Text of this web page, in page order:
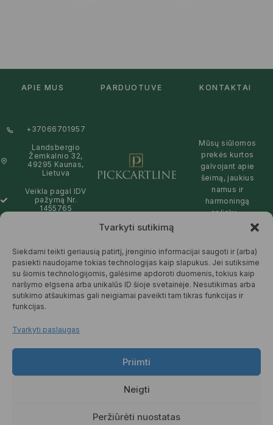
Tvarkyti sutikimą
Siekdami teikti geriausią patirtį, įrenginio informacijai saugoti ir (arba)
pasiekti naudojame tokias technologijas kaip slapukus. Jei sutiksime
su šiomis technologijomis, galėsime apdoroti duomenis, tokius kaip
naršymo elgsena arba unikalūs ID šioje svetainėje. Nesutikimas arba
sutikimo atšaukimas gali neigiamai paveikti tam tikras funkcijas ir
funkcijas.
Tvarkyti paslaugas
Priimti
Neigti
Peržiūrėti nuostatas
APIE MUS PARDUOTUVĖ KONTAKTAI
+37066701957
Landsbergio
Žemkalnio 32,
49295 Kaunas,
Lietuva
Veikla pagal IDV
pažymą Nr.
1455765
09:00 - 19:00
Mūsų siūlomos
prekės kurtos
galvojant apie
šeimą, jaukius
namus ir
harmoningą
aplinką –
draugiškos tiek
Jums, tiek
gamtai.
DAUGIAU
© 2025 Pickcartline.com. Visos
teisės saugomos.
PREKIŲ KEITIMAS IR GRĄŽINIMAS